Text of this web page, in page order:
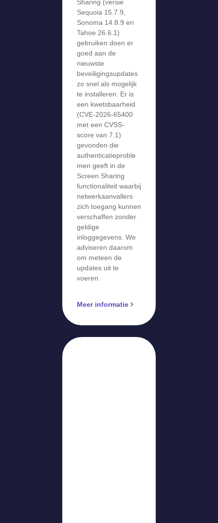
Sharing (versie
Sequoia 15.7.9,
Sonoma 14.8.9 en
Tahoe 26.6.1)
gebruiken doen er
goed aan de
nieuwste
beveiligingsupdates
zo snel als mogelijk
te installeren. Er is
een kwetsbaarheid
(CVE-2026-65400
met een CVSS-
score van 7.1)
gevonden die
authenticatieproble
men geeft in de
Screen Sharing
functionaliteit waarbij
netwerkaanvallers
zich toegang kunnen
verschaffen zonder
geldige
inloggegevens. We
adviseren daarom
om meteen de
updates uit te
voeren.
Meer informatie